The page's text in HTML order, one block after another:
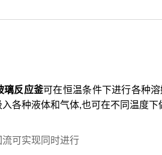
璃反应釜可在恒温条件下进行各种
入各种液体和气体,也可在不同温度下
可实现同时进行